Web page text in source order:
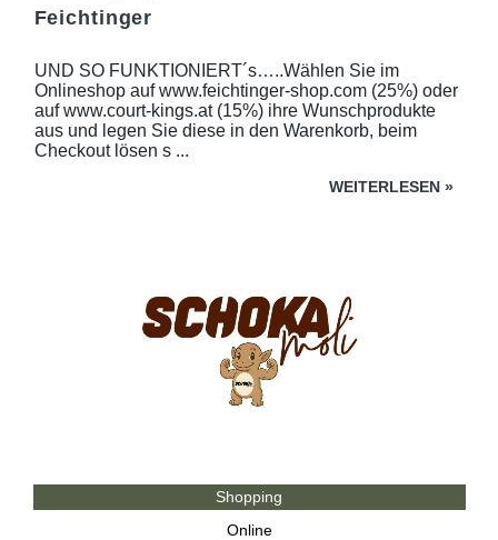
Feichtinger
UND SO FUNKTIONIERT´s…..Wählen Sie im
Onlineshop auf www.feichtinger-shop.com (25%) oder
auf www.court-kings.at (15%) ihre Wunschprodukte
aus und legen Sie diese in den Warenkorb, beim
Checkout lösen s ...
WEITERLESEN »
Shopping
Online